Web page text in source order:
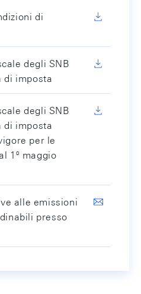
di
degli SNB
di imposta
degli SNB
di imposta
per le
1º maggio
alle emissioni
presso